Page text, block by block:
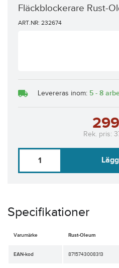
Fläckblockerare Rust-
ART.NR: 232674
Levereras inom: 5 - 8
Rek. pris:
Specifikationer
Varumärke Rust-Oleum
EAN-kod 8715743008313